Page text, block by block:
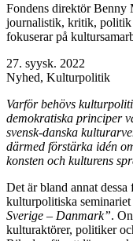
Fondens direktör Benny
journalistik, kritik, politik
fokuserar på
27. syysk. 2022
Nyhed, Kulturpolitik
Varför behövs
demokratiska principer
svensk-danska
därmed förstärka idén
konsten och kulturens
Det är bland annat
kulturpolitiska seminariet
Sverige – Danmark”.
kulturaktörer, politiker